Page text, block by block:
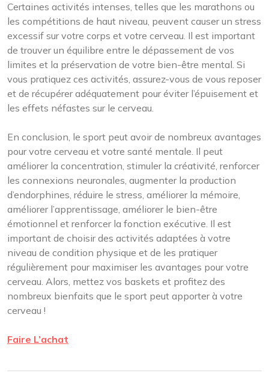
Certaines activités intenses, telles que les marathons ou
les compétitions de haut niveau, peuvent causer un stress
excessif sur votre corps et votre cerveau. Il est important
de trouver un équilibre entre le dépassement de vos
limites et la préservation de votre bien-être mental. Si
vous pratiquez ces activités, assurez-vous de vous reposer
et de récupérer adéquatement pour éviter l’épuisement et
les effets néfastes sur le cerveau.
En conclusion, le sport peut avoir de nombreux avantages
pour votre cerveau et votre santé mentale. Il peut
améliorer la concentration, stimuler la créativité, renforcer
les connexions neuronales, augmenter la production
d’endorphines, réduire le stress, améliorer la mémoire,
améliorer l’apprentissage, améliorer le bien-être
émotionnel et renforcer la fonction exécutive. Il est
important de choisir des activités adaptées à votre
niveau de condition physique et de les pratiquer
régulièrement pour maximiser les avantages pour votre
cerveau. Alors, mettez vos baskets et profitez des
nombreux bienfaits que le sport peut apporter à votre
cerveau !
Faire L’achat